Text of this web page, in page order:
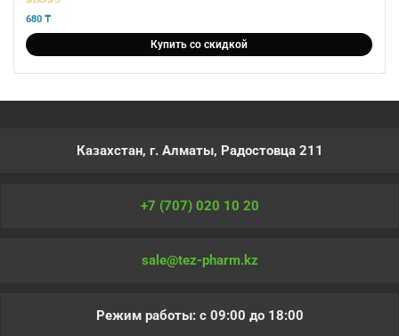
5из 5
680 ₸
Купить со скидкой
Казахстан, г. Алматы, Радостовца 211
+7 (707) 020 10 20
sale@tez-pharm.kz
Режим работы: с 09:00 до 18:00